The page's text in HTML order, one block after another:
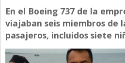
De Bolsillo
Diarios de Argentina
En el Boeing 737 de la
viajaban seis miembros de
pasajeros, incluidos siete